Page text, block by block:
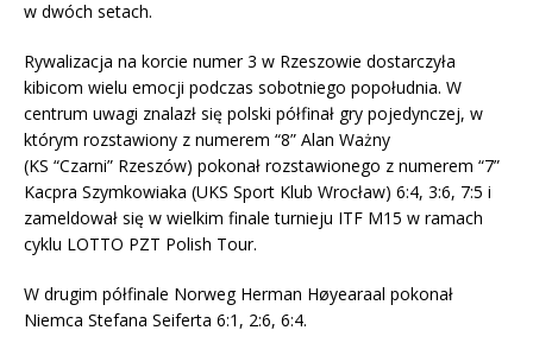
w dwóch setach.
Rywalizacja na korcie numer 3 w Rzeszowie dostarczyła
kibicom wielu emocji podczas sobotniego popołudnia. W
centrum uwagi znalazł się polski półfinał gry pojedynczej, w
którym rozstawiony z numerem “8” Alan Ważny
(KS “Czarni” Rzeszów) pokonał rozstawionego z numerem “7”
Kacpra Szymkowiaka (UKS Sport Klub Wrocław) 6:4, 3:6, 7:5 i
zameldował się w wielkim finale turnieju ITF M15 w ramach
cyklu LOTTO PZT Polish Tour.
W drugim półfinale Norweg Herman Høyearaal pokonał
Niemca Stefana Seiferta 6:1, 2:6, 6:4.